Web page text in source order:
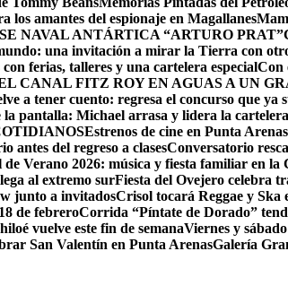
los amantes del espionaje en Magallanes
NAVAL ANTÁRTICA “ARTURO PRAT”
una invitación a mirar la Tierra con
ferias, talleres y una cartelera especialCon
CANAL FITZ ROY EN AGUAS A UN
a tener cuento: regresa el concurso que ya
la pantalla: Michael arrasa y lidera la
Estrenos de cine en Punta
antes del regreso a clasesConversatorio
de Verano 2026: música y fiesta familiar en la
al extremo surFiesta del Ovejero celebra
junto a invitadosCrisol tocará Reggae y Ska
de febreroCorrida “Píntate de Dorado”
vuelve este fin de semanaViernes y
San Valentín en Punta ArenasGalería